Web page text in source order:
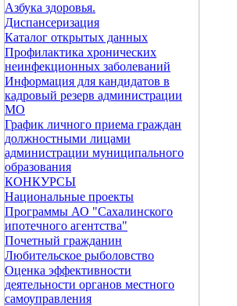
Азбука здоровья.
Диспансеризация
Каталог открытых данных
Профилактика хронических
неинфекционных заболеваний
Информация для кандидатов в
кадровый резерв администрации
МО
График личного приема граждан
должностными лицами
администрации муниципального
образования
КОНКУРСЫ
Национальные проекты
Программы АО "Сахалинского
ипотечного агентства"
Почетный гражданин
Любительское рыболовство
Оценка эффективности
деятельности органов местного
самоуправления